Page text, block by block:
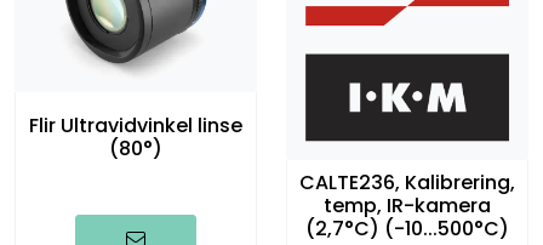
Flir Ultravidvinkel linse
(80°)
CALTE236, Kalibrering,
temp, IR-kamera
(2,7°C) (-10...500°C)